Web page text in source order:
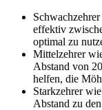
effektiv
optimal zu
Mittelzehrer
Abstand von
helfen, die
Starkzehrer
Abstand zu